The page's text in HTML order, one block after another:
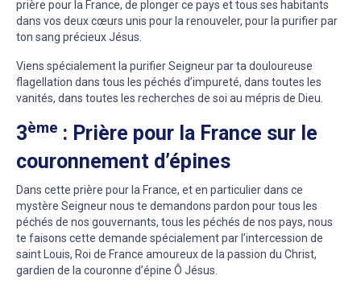
prière pour la France, de plonger ce pays et tous ses habitants
dans vos deux cœurs unis pour la renouveler, pour la purifier par
ton sang précieux Jésus.
Viens spécialement la purifier Seigneur par ta douloureuse
flagellation dans tous les péchés d’impureté, dans toutes les
vanités, dans toutes les recherches de soi au mépris de Dieu.
3ème : Prière pour la France sur le
couronnement d’épines
Dans cette prière pour la France, et en particulier dans ce
mystère Seigneur nous te demandons pardon pour tous les
péchés de nos gouvernants, tous les péchés de nos pays, nous
te faisons cette demande spécialement par l’intercession de
saint Louis, Roi de France amoureux de la passion du Christ,
gardien de la couronne d’épine Ô Jésus.